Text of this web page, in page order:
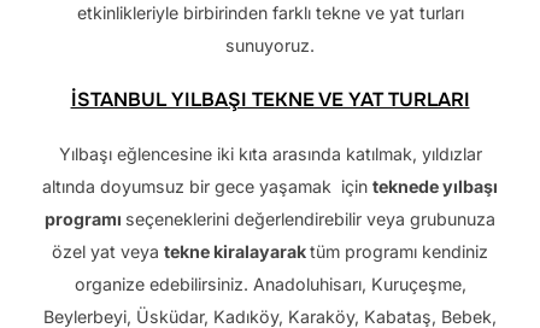
etkinlikleriyle birbirinden farklı tekne ve yat turları
sunuyoruz.
İSTANBUL YILBAŞI TEKNE VE YAT TURLARI
Yılbaşı eğlencesine iki kıta arasında katılmak, yıldızlar
altında doyumsuz bir gece yaşamak için teknede yılbaşı
programı seçeneklerini değerlendirebilir veya grubunuza
özel yat veya tekne kiralayaraktüm programı kendiniz
organize edebilirsiniz. Anadoluhisarı, Kuruçeşme,
Beylerbeyi, Üsküdar, Kadıköy, Karaköy, Kabataş, Bebek,